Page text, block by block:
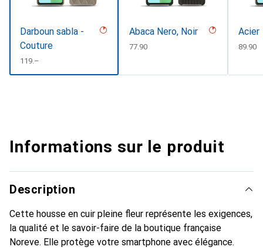
Darboun sabla -
Couture
CHF
119.–
Abaca Nero, Noir
CHF
77.90
Acier
CHF
89.90
Informations sur le produit
Description
Cette housse en cuir pleine fleur représente les exigences,
la qualité et le savoir-faire de la boutique française
Noreve. Elle protège votre smartphone avec élégance.